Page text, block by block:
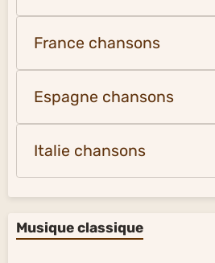
France chansons
Espagne chansons
Italie chansons
Musique classique